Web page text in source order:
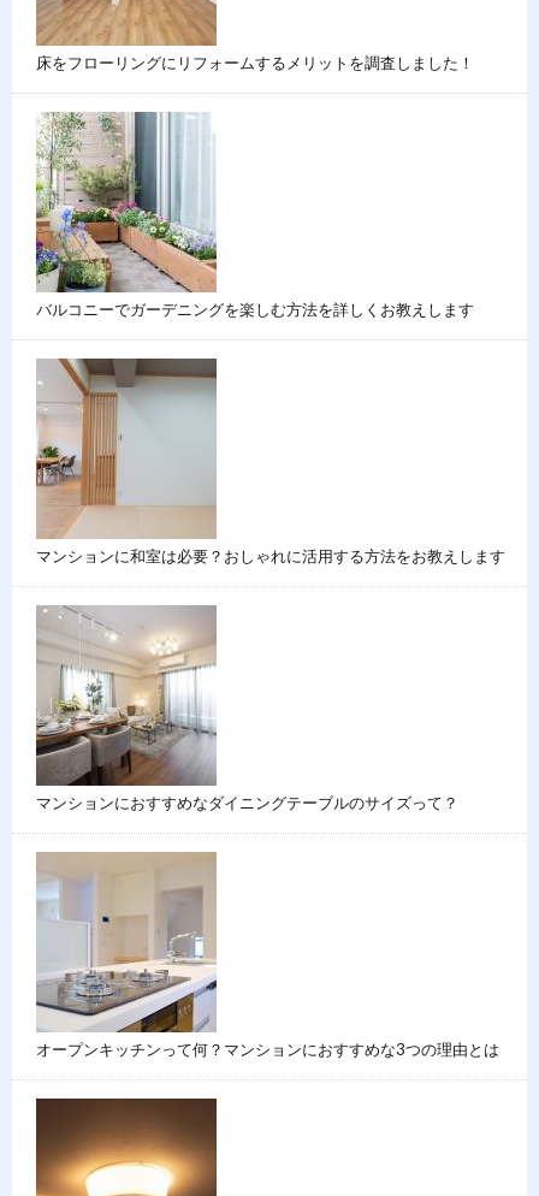
床をフローリングにリフォームするメリットを調査しました！
バルコニーでガーデニングを楽しむ方法を詳しくお教えします
マンションに和室は必要？おしゃれに活用する方法をお教えします
マンションにおすすめなダイニングテーブルのサイズって？
オープンキッチンって何？マンションにおすすめな3つの理由とは